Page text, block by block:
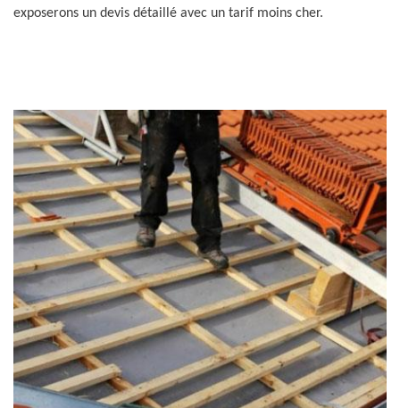
exposerons un devis détaillé avec un tarif moins cher.